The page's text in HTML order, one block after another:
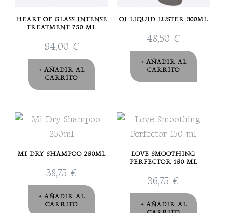
HEART OF GLASS INTENSE
TREATMENT 750 ML
94,00 €
AÑADIR AL
CARRITO
OI LIQUID LUSTER 300ML
48,50 €
AÑADIR AL
CARRITO
MI DRY SHAMPOO 250ML
38,75 €
AÑADIR AL
CARRITO
LOVE SMOOTHING
PERFECTOR 150 ML
36,75 €
AÑADIR AL